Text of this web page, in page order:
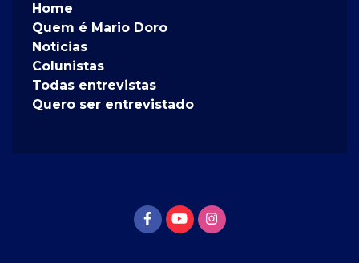
Home
Quem é Mario Doro
Notícias
Colunistas
Todas entrevistas
Quero ser entrevistado